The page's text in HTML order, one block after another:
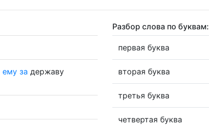
ему за державу
Разбор слова по буквам:
первая буква
вторая буква
третья буква
четвертая буква